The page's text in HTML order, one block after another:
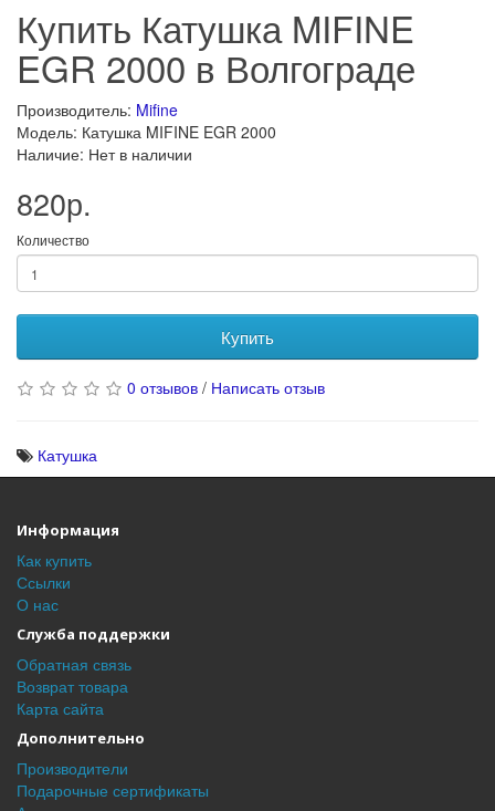
Купить Катушка MIFINE
EGR 2000 в Волгограде
Производитель: Mifine
Модель: Катушка MIFINE EGR 2000
Наличие: Нет в наличии
820р.
Количество
Купить
0 отзывов / Написать отзыв
Катушка
Информация
Как купить
Ссылки
О нас
Служба поддержки
Обратная связь
Возврат товара
Карта сайта
Дополнительно
Производители
Подарочные сертификаты